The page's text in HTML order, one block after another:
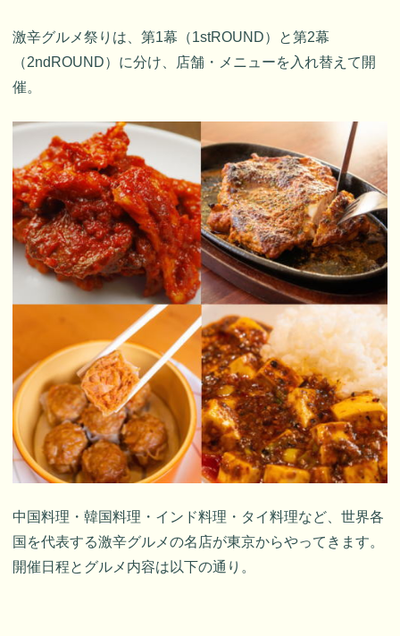
激辛グルメ祭りは、第1幕（1stROUND）と第2幕
（2ndROUND）に分け、店舗・メニューを入れ替えて開
催。
中国料理・韓国料理・インド料理・タイ料理など、世界各
国を代表する激辛グルメの名店が東京からやってきます。
開催日程とグルメ内容は以下の通り。